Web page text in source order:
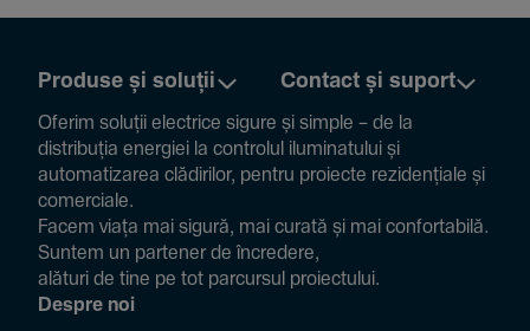
Produse și soluții Contact și suport
Oferim soluții electrice sigure și simple – de la
distribuția energiei la controlul ilumi­na­tului și
auto­ma­ti­zarea clădi­rilor, pentru proiecte rezi­den­țiale și
comer­ciale.
Facem viața mai sigură, mai curată și mai confor­ta­bilă.
Suntem un partener de încre­dere,
alături de tine pe tot parcursul proiec­tului.
Despre noi